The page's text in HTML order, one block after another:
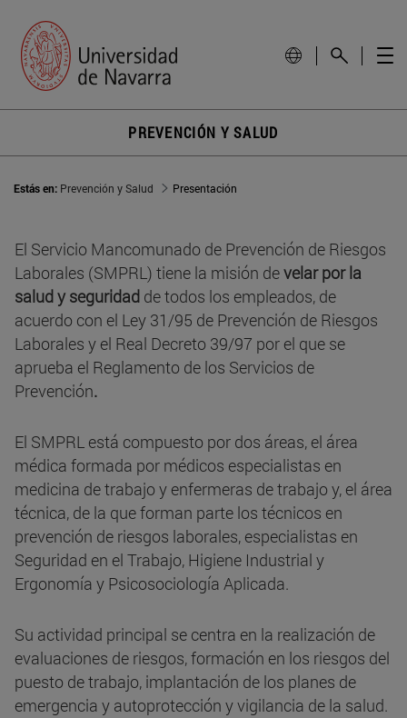
PREVENCIÓN Y SALUD
Estás en: Prevención y Salud Presentación
El Servicio Mancomunado de Prevención de Riesgos
Laborales (SMPRL) tiene la misión develar por la
salud y seguridad de todos los empleados, de
acuerdo con el Ley 31/95 de Prevención de Riesgos
Laborales y el Real Decreto 39/97 por el que se
aprueba el Reglamento de los Servicios de
Prevención.
El SMPRL está compuesto por dos áreas, el área
médica formada por médicos especialistas en
medicina de trabajo y enfermeras de trabajo y, el área
técnica, de la que forman parte los técnicos en
prevención de riesgos laborales, especialistas en
Seguridad en el Trabajo, Higiene Industrial y
Ergonomía y Psicosociología Aplicada.
Su actividad principal se centra en la realización de
evaluaciones de riesgos, formación en los riesgos del
puesto de trabajo, implantación de los planes de
emergencia y autoprotección y vigilancia de la salud.